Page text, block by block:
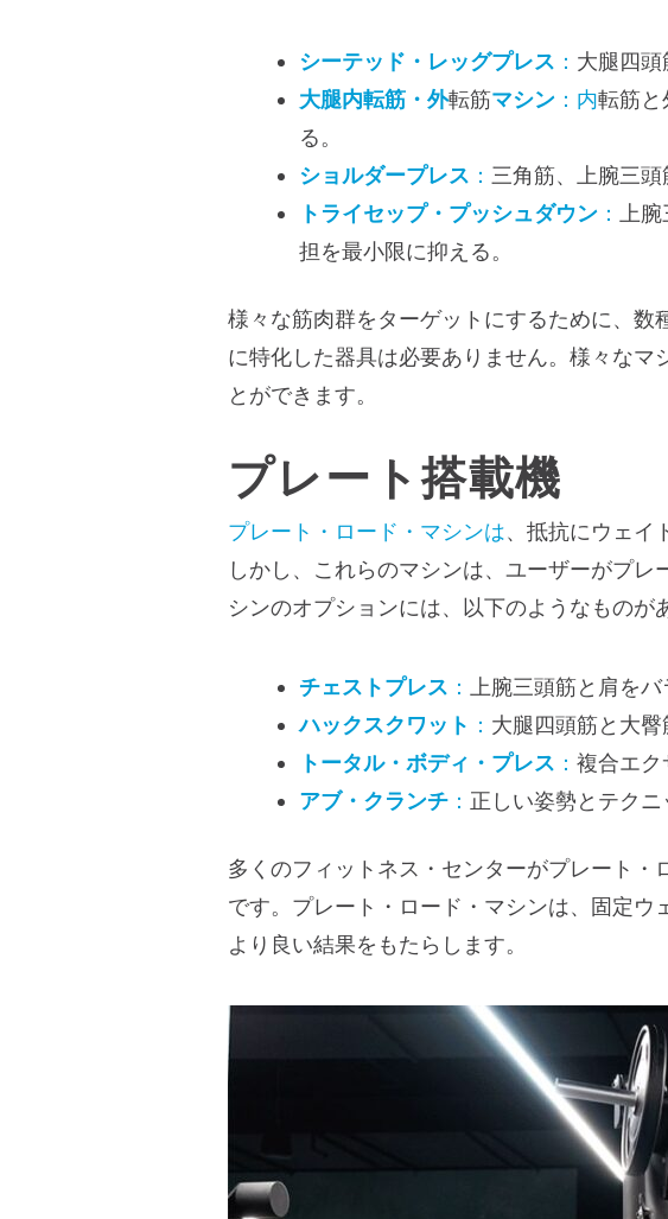
シーテッド・レッグプレス ： 大腿四頭
大腿内転筋・外転筋マシン ：内転筋と
る。
ショルダープレス ： 三角筋、上腕三頭
トライセップ・プッシュダウン ： 上腕
担を最小限に抑える。
様々な筋肉群をターゲットにするために、数
に特化した器具は必要ありません。様々な
とができます。
プレート搭載機
プレート・ロード・マシンは、抵抗にウェイ
しかし、これらのマシンは、ユーザーがプ
シンのオプションには、以下のようなものが
チェストプレス ： 上腕三頭筋と肩をバ
ハックスクワット ： 大腿四頭筋と大
トータル・ボディ・プレス ： 複合エク
アブ・クランチ ： 正しい姿勢とテク
多くのフィットネス・センターがプレート
です。プレート・ロード・マシンは、固定ウ
より良い結果をもたらします。